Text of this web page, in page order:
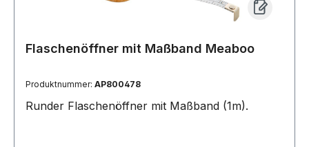
Flaschenöffner mit Maßband Meaboo
Produktnummer: AP800478
Runder Flaschenöffner mit Maßband (1m).